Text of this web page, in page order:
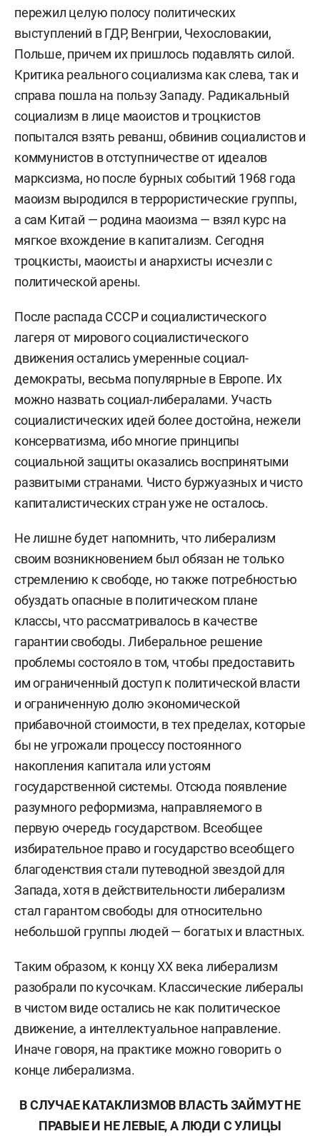
пережил целую полосу политических
выступлений в ГДР, Венгрии, Чехословакии,
Польше, причем их пришлось подавлять силой.
Критика реального социализма как слева, так и
справа пошла на пользу Западу. Радикальный
социализм в лице маоистов и троцкистов
попытался взять реванш, обвинив социалистов и
коммунистов в отступничестве от идеалов
марксизма, но после бурных событий 1968 года
маоизм выродился в террористические группы,
а сам Китай — родина маоизма — взял курс на
мягкое вхождение в капитализм. Сегодня
троцкисты, маоисты и анархисты исчезли с
политической арены.
После распада СССР и социалистического
лагеря от мирового социалистического
движения остались умеренные социал-
демократы, весьма популярные в Европе. Их
можно назвать социал-либералами. Участь
социалистических идей более достойна, нежели
консерватизма, ибо многие принципы
социальной защиты оказались воспринятыми
развитыми странами. Чисто буржуазных и чисто
капиталистических стран уже не осталось.
Не лишне будет напомнить, что либерализм
своим возникновением был обязан не только
стремлению к свободе, но также потребностью
обуздать опасные в политическом плане
классы, что рассматривалось в качестве
гарантии свободы. Либеральное решение
проблемы состояло в том, чтобы предоставить
им ограниченный доступ к политической власти
и ограниченную долю экономической
прибавочной стоимости, в тех пределах, которые
бы не угрожали процессу постоянного
накопления капитала или устоям
государственной системы. Отсюда появление
разумного реформизма, направляемого в
первую очередь государством. Всеобщее
избирательное право и государство всеобщего
благоденствия стали путеводной звездой для
Запада, хотя в действительности либерализм
стал гарантом свободы для относительно
небольшой группы людей — богатых и властных.
Таким образом, к концу ХХ века либерализм
разобрали по кусочкам. Классические либералы
в чистом виде остались не как политическое
движение, а интеллектуальное направление.
Иначе говоря, на практике можно говорить о
конце либерализма.
В СЛУЧАЕ КАТАКЛИЗМОВ ВЛАСТЬ ЗАЙМУТ НЕ
ПРАВЫЕ И НЕ ЛЕВЫЕ, А ЛЮДИ С УЛИЦЫ